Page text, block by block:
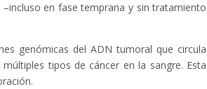
en fase temprana y sin tratamiento
genómicas del ADN tumoral que circula
tipos de cáncer en la sangre. Esta